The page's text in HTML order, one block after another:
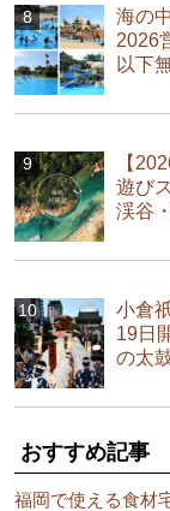
海の
2026
以下
【
遊び
渓谷
小倉
19日
の太
おすすめ記事
福岡で使える食材